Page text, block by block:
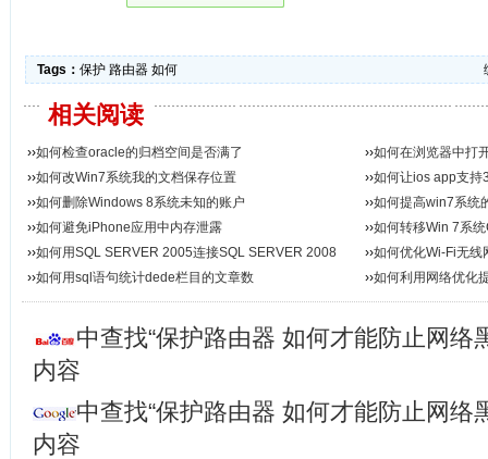
Tags： 保护 路由器 如何
相关阅读
››如何检查oracle的归档空间是否满了 ››如何在浏览器中打
码...
››如何改Win7系统我的文档保存位置 ››如何让ios app支持
››如何删除Windows 8系统未知的账户 ››如何提高win7系统
››如何避免iPhone应用中内存泄露 ››如何转移Win 7系
››如何用SQL SERVER 2005连接SQL SERVER 2008 ››如何优化Wi-Fi无线
››如何用sql语句统计dede栏目的文章数 ››如何利用网络优化
中查找“保护路由器 如何才能防止网络
内容
中查找“保护路由器 如何才能防止网络
内容